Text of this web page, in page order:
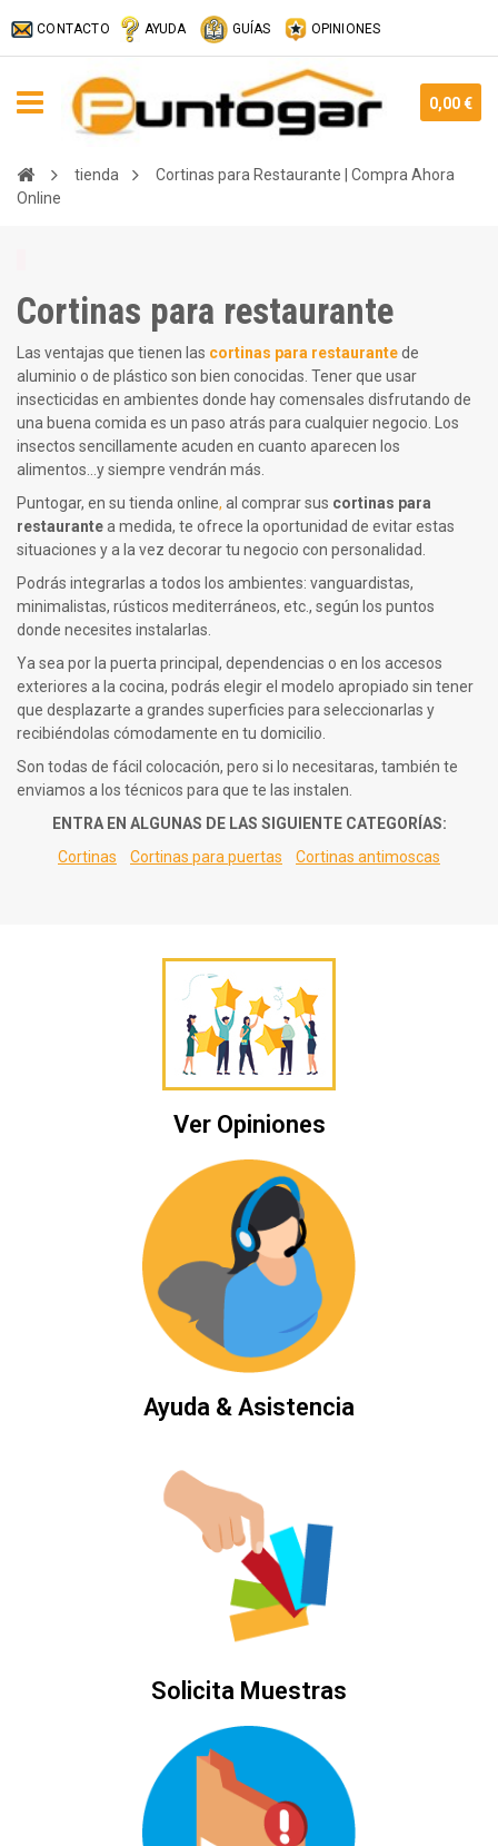
CONTACTO AYUDA GUÍAS OPINIONES
0,00 €
tienda
Cortinas para Restaurante | Compra Ahora
Online
Cortinas para restaurante
Las ventajas que tienen las cortinas para restaurantede
aluminio o de plástico son bien conocidas. Tener que usar
insecticidas en ambientes donde hay comensales disfrutando de
una buena comida es un paso atrás para cualquier negocio. Los
insectos sencillamente acuden en cuanto aparecen los
alimentos...y siempre vendrán más.
Puntogar, en su tienda online, al comprar sus cortinas para
restaurantea medida, te ofrece la oportunidad de evitar estas
situaciones y a la vez decorar tu negocio con personalidad.
Podrás integrarlas a todos los ambientes: vanguardistas,
minimalistas, rústicos mediterráneos, etc., según los puntos
donde necesites instalarlas.
Ya sea por la puerta principal, dependencias o en los accesos
exteriores a la cocina, podrás elegir el modelo apropiado sin tener
que desplazarte a grandes superficies para seleccionarlas y
recibiéndolas cómodamente en tu domicilio.
Son todas de fácil colocación, pero si lo necesitaras, también te
enviamos a los técnicos para que te las instalen.
ENTRA EN ALGUNAS DE LAS SIGUIENTE CATEGORÍAS:
Cortinas
Cortinas para puertas Cortinas antimoscas
Ver Opiniones
Ayuda & Asistencia
Solicita Muestras